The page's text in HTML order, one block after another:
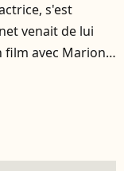
s'est
venait de lui
avec Marion